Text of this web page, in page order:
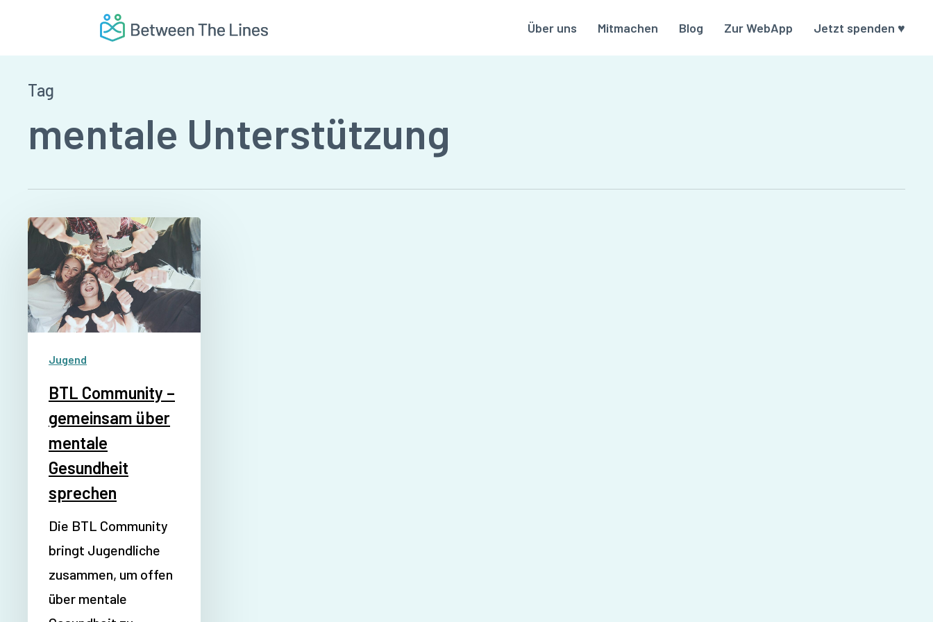
Über uns Mitmachen Blog Zur WebApp Jetzt spenden ♥
Tag
mentale Unterstützung
Jugend
BTL Community –
gemeinsam über
mentale
Gesundheit
sprechen
Die BTL Community
bringt Jugendliche
zusammen, um offen
über mentale